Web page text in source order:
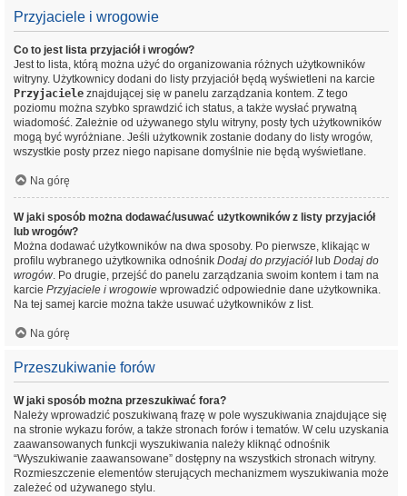
Przyjaciele i wrogowie
Co to jest lista przyjaciół i wrogów?
Jest to lista, którą można użyć do organizowania różnych użytkowników
witryny. Użytkownicy dodani do listy przyjaciół będą wyświetleni na karcie
Przyjaciele znajdującej się w panelu zarządzania kontem. Z tego
poziomu można szybko sprawdzić ich status, a także wysłać prywatną
wiadomość. Zależnie od używanego stylu witryny, posty tych użytkowników
mogą być wyróżniane. Jeśli użytkownik zostanie dodany do listy wrogów,
wszystkie posty przez niego napisane domyślnie nie będą wyświetlane.
Na górę
W jaki sposób można dodawać/usuwać użytkowników z listy przyjaciół
lub wrogów?
Można dodawać użytkowników na dwa sposoby. Po pierwsze, klikając w
profilu wybranego użytkownika odnośnik Dodaj do przyjaciół lub Dodaj do
wrogów. Po drugie, przejść do panelu zarządzania swoim kontem i tam na
karcie Przyjaciele i wrogowie wprowadzić odpowiednie dane użytkownika.
Na tej samej karcie można także usuwać użytkowników z list.
Na górę
Przeszukiwanie forów
W jaki sposób można przeszukiwać fora?
Należy wprowadzić poszukiwaną frazę w pole wyszukiwania znajdujące się
na stronie wykazu forów, a także stronach forów i tematów. W celu uzyskania
zaawansowanych funkcji wyszukiwania należy kliknąć odnośnik
“Wyszukiwanie zaawansowane” dostępny na wszystkich stronach witryny.
Rozmieszczenie elementów sterujących mechanizmem wyszukiwania może
zależeć od używanego stylu.